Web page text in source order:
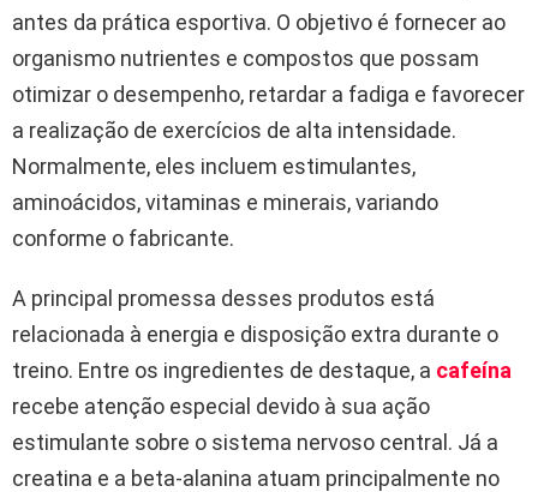
antes da prática esportiva. O objetivo é fornecer ao
organismo nutrientes e compostos que possam
otimizar o desempenho, retardar a fadiga e favorecer
a realização de exercícios de alta intensidade.
Normalmente, eles incluem estimulantes,
aminoácidos, vitaminas e minerais, variando
conforme o fabricante.
A principal promessa desses produtos está
relacionada à energia e disposição extra durante o
treino. Entre os ingredientes de destaque, a cafeína
recebe atenção especial devido à sua ação
estimulante sobre o sistema nervoso central. Já a
creatina e a beta-alanina atuam principalmente no